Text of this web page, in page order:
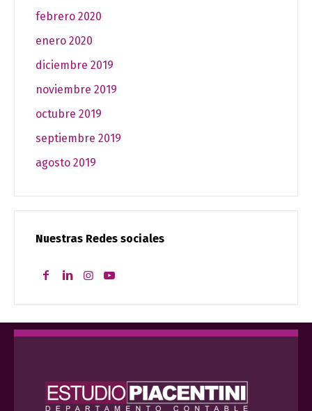
febrero 2020
enero 2020
diciembre 2019
noviembre 2019
octubre 2019
septiembre 2019
agosto 2019
Nuestras Redes sociales